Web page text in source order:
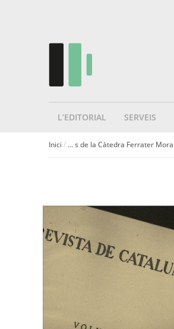
L’EDITORIAL SERVEIS
Inici / ... s de la Càtedra Ferrater Mora